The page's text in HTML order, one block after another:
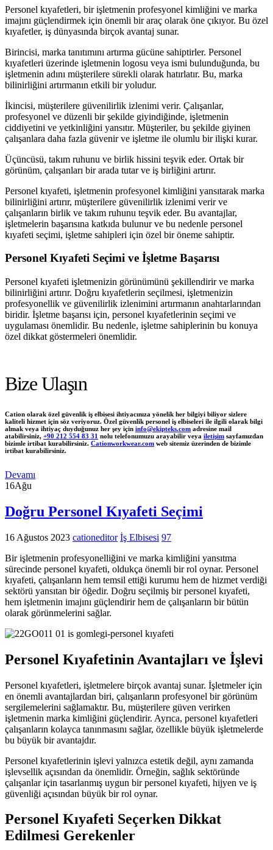
Personel kıyafetleri, bir işletmenin profesyonel kimliğini ve marka
imajını güçlendirmek için önemli bir araç olarak öne çıkıyor. Bu özel
kıyafetler, iş dünyasında birçok avantaj sunar.
Birincisi, marka tanıtımını artırma gücüne sahiptirler. Personel
kıyafetleri üzerinde işletmenin logosu veya ismi bulunduğunda, bu
işletmenin adını müşterilere sürekli olarak hatırlatır. Bu, marka
bilinirliğini artırmanın etkili bir yoludur.
İkincisi, müşterilere güvenilirlik izlenimi verir. Çalışanlar,
profesyonel ve düzenli bir şekilde giyindiğinde, işletmenin
ciddiyetini ve yetkinliğini yansıtır. Müşteriler, bu şekilde giyinen
çalışanlara daha fazla güvenir ve işletme ile olumlu bir ilişki kurar.
Üçüncüsü, takım ruhunu ve birlik hissini teşvik eder. Ortak bir
görünüm, çalışanları bir arada tutar ve iş birliğini artırır.
Personel kıyafeti, işletmenin profesyonel kimliğini yansıtarak marka
bilinirliğini artırır, müşterilere güvenilirlik izlenimi verir ve
çalışanların birlik ve takım ruhunu teşvik eder. Bu avantajlar,
işletmelerin başarısına katkıda bulunur ve bu nedenle personel
kıyafeti seçimi, işletme sahipleri için özel bir öneme sahiptir.
Personel Kıyafeti Seçimi ve İşletme Başarısı
Personel kıyafeti işletmenizin görünümünü şekillendirir ve marka
bilinirliğini artırır. Doğru kıyafetlerin seçilmesi, işletmenizin
profesyonellik ve güvenilirlik izlenimini artırmanın anahtarlarından
biridir. İşletme başarısı için, personel kıyafetlerinin seçimi ve
uygulaması önemlidir. Bu nedenle, işletme sahiplerinin bu konuya
özel dikkat göstermeleri önemlidir.
Bize Ulaşın
Cation olarak özel güvenlik iş elbisesi ihtiyacınıza yönelik her bilgiyi biliyor sizlere
kaliteli hizmet için söz veriyoruz. Özel güvenlik personel iş elbiseleri ile ilgili olarak bilgi
almak veya ihtiyaç duyduğunuz her şey için info@ekipteks.com adresine mail
atabilirsiniz, +90 212 554 83 31 nolu telefonumuzu arayabilir veya iletişim sayfamızdan
bizimle irtibat kurabilirsiniz. Cationworkwear.com web sitemiz üzerinden de bizimle
irtibat kurabilirsiniz.
Devamı
16Ağu
Doğru Personel Kıyafeti Seçimi
16 Ağustos 2023 cationeditor İş Elbisesi 97
Bir işletmenin profesyonelliğini ve marka kimliğini yansıtma
sürecinde personel kıyafeti, oldukça önemli bir rol oynar. Personel
kıyafeti, çalışanların hem temsil ettiği kurumu hem de hizmet verdiği
sektörü yansıtan bir öğedir. Doğru seçilmiş bir personel kıyafeti,
hem işletmenin imajını güçlendirir hem de çalışanların bir bütün
olarak görünmelerini sağlar.
Personel Kıyafetinin Avantajları ve İşlevi
Personel kıyafetleri, işletmelere birçok avantaj sunar. İşletmeler için
en önemli avantajlardan biri, çalışanların profesyonel bir görünüm
sergilemelerini sağlamaktır. Bu, müşterilere güven verirken
işletmenin marka kimliğini güçlendirir. Ayrıca, personel kıyafetleri
çalışanların kolayca tanınmasını sağlar, özellikle büyük işletmelerde
bu büyük bir avantajdır.
Personel kıyafetlerinin işlevi yalnızca estetik değil, aynı zamanda
işlevsellik açısından da önemlidir. Örneğin, sağlık sektöründe
çalışanlar için tasarlanmış uygun bir personel kıyafeti, hijyen ve iş
güvenliği açısından büyük bir rol oynar.
Personel Kıyafeti Seçerken Dikkat
Edilmesi Gerekenler